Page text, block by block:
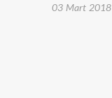
03 Mart 2018